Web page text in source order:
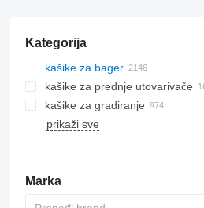
Kategorija
kašike za bager
kašike za prednje utovarivače
kašike za gradiranje
prikaži sve
Marka